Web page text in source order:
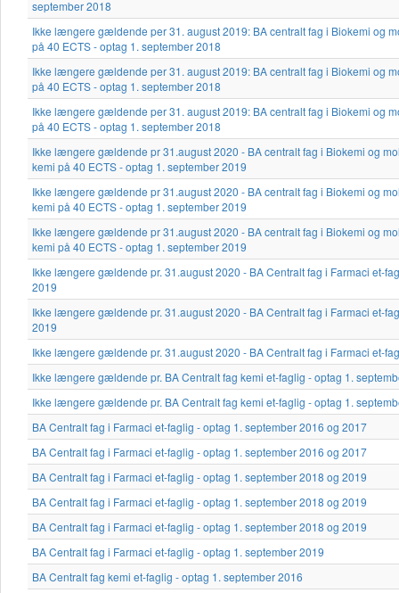
september 2018
Ikke længere gældende per 31. august 2019: BA centralt fag i Biokemi og
på 40 ECTS - optag 1. september 2018
Ikke længere gældende per 31. august 2019: BA centralt fag i Biokemi og
på 40 ECTS - optag 1. september 2018
Ikke længere gældende per 31. august 2019: BA centralt fag i Biokemi og
på 40 ECTS - optag 1. september 2018
Ikke længere gældende pr 31.august 2020 - BA centralt fag i Biokemi og
kemi på 40 ECTS - optag 1. september 2019
Ikke længere gældende pr 31.august 2020 - BA centralt fag i Biokemi og
kemi på 40 ECTS - optag 1. september 2019
Ikke længere gældende pr 31.august 2020 - BA centralt fag i Biokemi og
kemi på 40 ECTS - optag 1. september 2019
Ikke længere gældende pr. 31.august 2020 - BA Centralt fag i Farmaci et-
2019
Ikke længere gældende pr. 31.august 2020 - BA Centralt fag i Farmaci et-
2019
Ikke længere gældende pr. 31.august 2020 - BA Centralt fag i Farmaci et-
Ikke længere gældende pr. BA Centralt fag kemi et-faglig - optag 1.
Ikke længere gældende pr. BA Centralt fag kemi et-faglig - optag 1.
BA Centralt fag i Farmaci et-faglig - optag 1. september 2016 og 2017
BA Centralt fag i Farmaci et-faglig - optag 1. september 2016 og 2017
BA Centralt fag i Farmaci et-faglig - optag 1. september 2018 og 2019
BA Centralt fag i Farmaci et-faglig - optag 1. september 2018 og 2019
BA Centralt fag i Farmaci et-faglig - optag 1. september 2018 og 2019
BA Centralt fag i Farmaci et-faglig - optag 1. september 2019
BA Centralt fag kemi et-faglig - optag 1. september 2016